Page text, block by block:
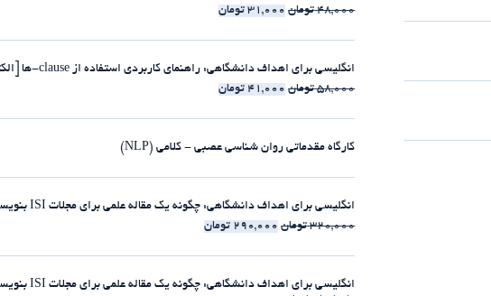
48,000 تومان 31,000 تومان
انگلیسی برای اهداف دانشگاهی: راهنمای کاربردی استفاده از clause-ها [الکترونیکی PDF]
58,000 تومان 41,000 تومان
کارگاه مقدماتی روان شناسی عصبی - کلامی (NLP)
انگلیسی برای اهداف دانشگاهی: چگونه یک مقاله علمی برای مجلات ISI بنویسیم [الکترونیکی PDF]
320,000 تومان 290,000 تومان
انگلیسی برای اهداف دانشگاهی: چگونه یک مقاله علمی برای مجلات ISI بنویسیم [225:30 - ویدئو HD]